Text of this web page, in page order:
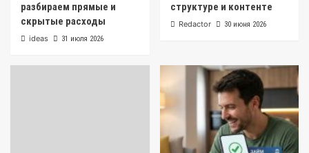
разбираем прямые и
скрытые расходы
ideas 31 июля 2026
структуре и контенте
Redactor 30 июня 2026